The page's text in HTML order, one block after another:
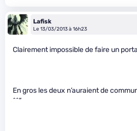
Lafisk
Le 13/03/2013 à 16h23
Clairement impossible de faire un
En gros les deux n’auraient de
^^”